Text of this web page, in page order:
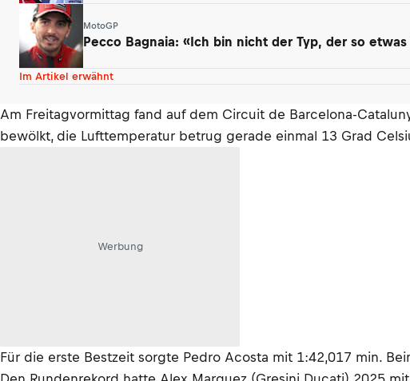
MotoGP
Pecco Bagnaia: «Ich bin nicht der Typ, der so
Im Artikel erwähnt
Am Freitagvormittag fand auf dem Circuit de Barcelona-
bewölkt, die Lufttemperatur betrug gerade einmal 13 Grad
Werbung
Für die erste Bestzeit sorgte Pedro Acosta mit 1:42,017 min.